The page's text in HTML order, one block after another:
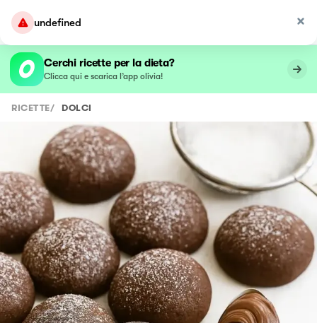
undefined
Cerchi ricette per la dieta?
Clicca qui e scarica l’app olivia!
RICETTE/ DOLCI